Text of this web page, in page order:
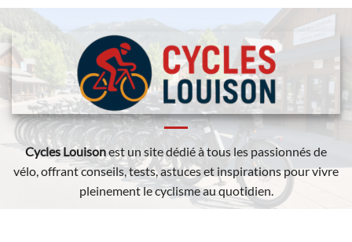
Cycles Louisonest un site dédié à tous les passionnés de
vélo, offrant conseils, tests, astuces et inspirations pour vivre
pleinement le cyclisme au quotidien.